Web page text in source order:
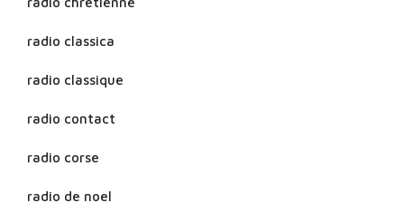
radio classica
radio classique
radio contact
radio corse
radio de noel